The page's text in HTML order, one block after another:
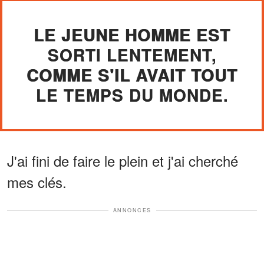
LE JEUNE HOMME EST
SORTI LENTEMENT,
COMME S'IL AVAIT TOUT
LE TEMPS DU MONDE.
J'ai fini de faire le plein et j'ai cherché
mes clés.
ANNONCES